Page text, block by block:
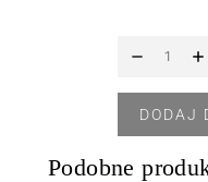
DODAJ
Podobne